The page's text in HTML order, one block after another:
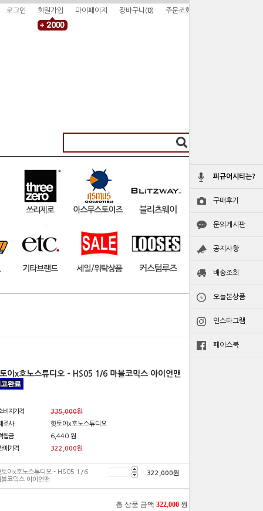
피규어시티는?
구매후기
문의게시판
공지사항
배송조회
오늘본상품
인스타그램
페이스북
로그인 회원가입 마이페이지 장바구니(0) 주문조회
이x호노스튜디오 - HS05 1/6 마블코믹스 아이언맨
비자가격
335,000원
조사
핫토이x호노스튜디오
립금
6,440 원
매가격
322,000원
토이x호노스튜디오 - HS05 1/6
블코믹스 아이언맨
322,000원
총 상품 금액 322,000 원